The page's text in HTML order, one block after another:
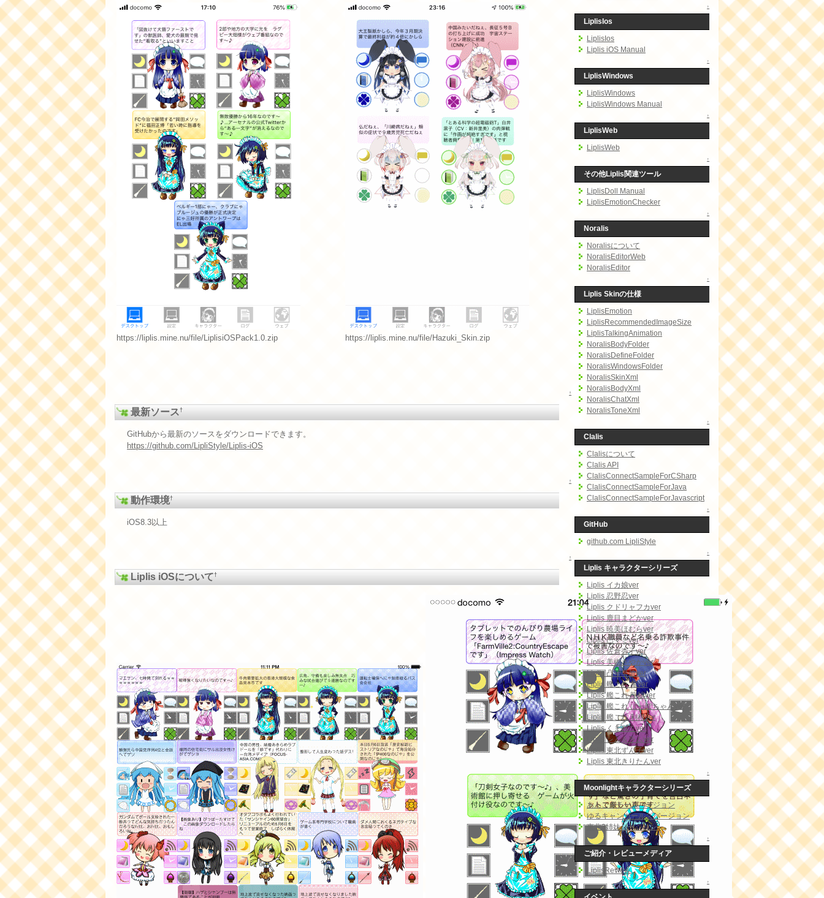
https://liplis.mine.nu/file/LiplisiOSPack1.0.zip https://liplis.mine.nu/file/Hazuki_Skin.zip
↑
最新ソース†
GitHubから最新のソースをダウンロードできます。
https://github.com/LipliStyle/Liplis-iOS
↑
動作環境†
iOS8.3以上
↑
Liplis iOSについて†
↑
LiplisIos
LiplisIos
Liplis iOS Manual
↑
LiplisWindows
LiplisWindows
LiplisWindows Manual
↑
LiplisWeb
LiplisWeb
↑
その他Liplis関連ツール
LiplisDoll Manual
LiplisEmotionChecker
↑
Noralis
Noralisについて
NoralisEditorWeb
NoralisEditor
↑
Liplis Skinの仕様
LiplisEmotion
LiplisRecommendedImageSize
LiplisTalkingAnimation
NoralisBodyFolder
NoralisDefineFolder
NoralisWindowsFolder
NoralisSkinXml
NoralisBodyXml
NoralisChatXml
NoralisToneXml
↑
Clalis
Clalisについて
Clalis API
ClalisConnectSampleForCSharp
ClalisConnectSampleForJava
ClalisConnectSampleForJavascript
↑
GitHub
github.com LipliStyle
↑
Liplis キャラクターシリーズ
Liplis イカ娘ver
Liplis 忍野忍ver
Liplis クドリャフカver
Liplis 鹿目まどかver
Liplis 暁美ほむらver
Liplis 巴マミver
Liplis 佐倉杏子ver
Liplis 美樹さやかver
Liplis 凸守早苗ver
Liplis 艦これ 電ver
Liplis 艦これ 龍驤ver
Liplis 艦これ ほっぽちゃんver
Liplis 艦これ 利根ver
Liplis くまみこver
Liplis レム＆ラムver
Liplis 東北ずん子ver
Liplis 東北きりたんver
↑
Moonlightキャラクターシリーズ
あんこうチームバージョン
ゆるキャンガールズバージョン
東北3姉妹バージョン
↑
ご紹介・レビューメディア
LiplisReview
↑